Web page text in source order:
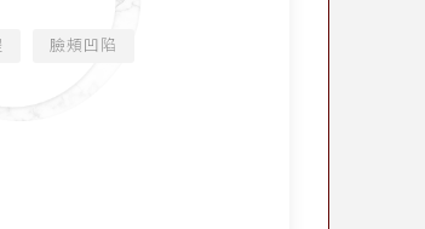
臉頰凹陷